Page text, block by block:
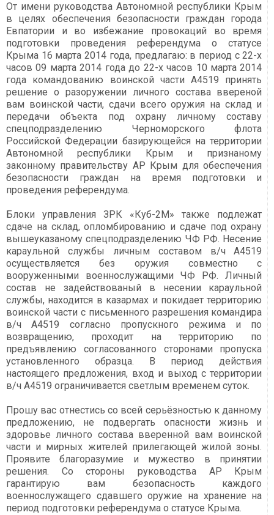
От имени руководства Автономной республики Крым
в целях обеспечения безопасности граждан города
Евпатории и во избежание провокаций во время
подготовки проведения референдума о статусе
Крыма 16 марта 2014 года, предлагаю: в период с 22-х
часов 09 марта 2014 года до 22-х часов 10 марта 2014
года командованию воинской части А4519 принять
решение о разоружении личного состава ввереной
вам воинской части, сдачи всего оружия на склад и
передачи объекта под охрану личному составу
спецподразделению Черноморского флота
Российской Федерации базирующейся на территории
Автономной республики Крым и признаному
законному правительству АР Крым для обеспечения
безопасности граждан на время подготовки и
проведения референдума.
Блоки управления ЗРК «Куб-2М» также подлежат
сдаче на склад, опломбированию и сдаче под охрану
вышеуказаному спецподразделению ЧФ РФ. Несение
караульной службы личным составом в/ч А4519
осуществляется без оружия совместно с
вооруженными военнослужащими ЧФ РФ. Личный
состав не задействованый в несении караульной
службы, находится в казармах и покидает территорию
воинской части с письменного разрешения командира
в/ч А4519 согласно пропускного режима и по
возвращению, проходит на территорию по
предъявлению согласованного сторонами пропуска
установленного образца. В период действия
настоящего предложения, вход и выход с территории
в/ч А4519 ограничивается светлым временем суток.
Прошу вас отнестись со всей серьёзностью к данному
предложению, не подвергать опасности жизнь и
здоровье личного состава вверенной вам воинской
части и мирных жителей прилегающей жилой зоны.
Проявите благоразумие и мужество в принятии
решения. Со стороны руководства АР Крым
гарантирую вам безопасность каждого
военнослужащего сдавшего оружие на хранение на
период подготовки референдума о статусе Крыма.